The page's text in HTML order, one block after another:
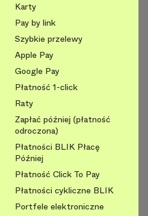
Karty
Pay by link
Szybkie przelewy
Apple Pay
Google Pay
Płatność 1-click
Raty
Zapłać później (płatność
odroczona)
Płatności BLIK Płacę
Później
Płatność Click To Pay
Płatności cykliczne BLIK
Portfele elektroniczne